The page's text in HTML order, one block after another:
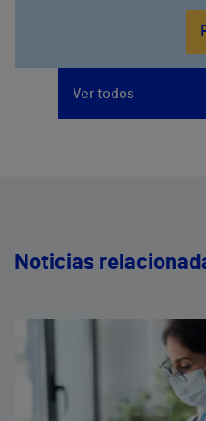
Ver todos
Noticias